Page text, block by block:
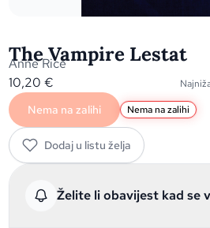
The Vampire Lestat
Anne Rice
10,20€
Nema na zalihi Nema na zalihi
Dodaj u listu želja
Želite li obavijest kad se